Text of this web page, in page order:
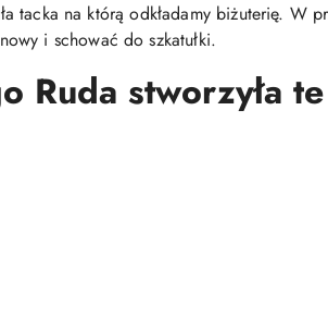
tacka na którą odkładamy biżuterię. W
i schować do szkatułki.
Ruda stworzyła